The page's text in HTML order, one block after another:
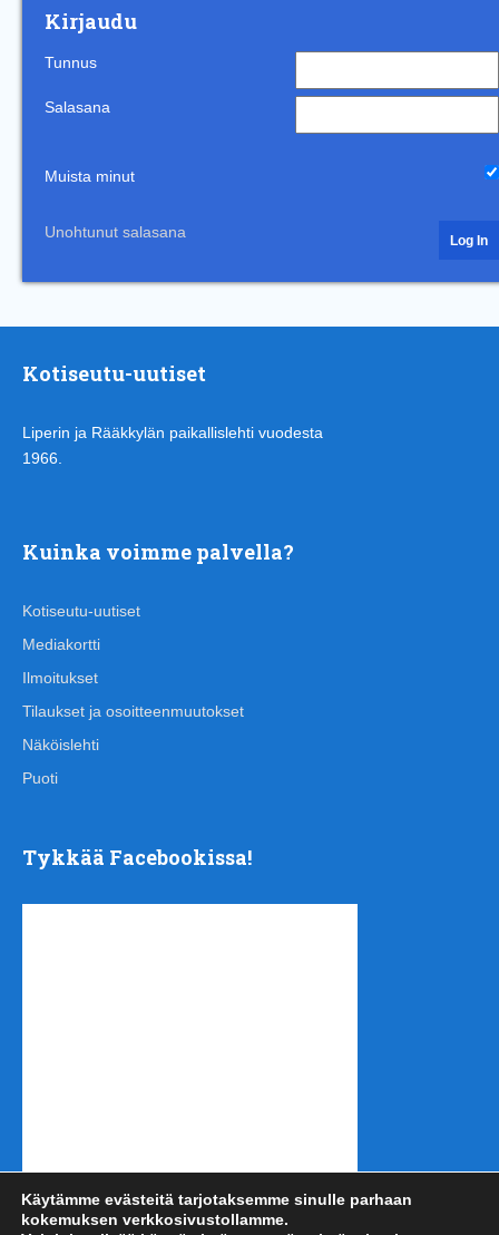
Kirjaudu
Tunnus
Salasana
Muista minut
Unohtunut salasana
Kotiseutu-uutiset
Liperin ja Rääkkylän paikallislehti vuodesta
1966.
Kuinka voimme palvella?
Kotiseutu-uutiset
Mediakortti
Ilmoitukset
Tilaukset ja osoitteenmuutokset
Näköislehti
Puoti
Tykkää Facebookissa!
Käytämme evästeitä tarjotaksemme sinulle parhaan
kokemuksen verkkosivustollamme.